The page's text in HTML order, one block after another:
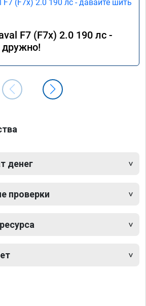
F7 (F7x) 2.0 190 лс -
денег
проверки